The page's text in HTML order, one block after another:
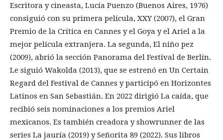
Escritora y cineasta, Lucía Puenzo (Buenos Aires, 1976)
consiguió con su primera película, XXY (2007), el Gran
Premio de la Crítica en Cannes y el Goya y el Ariel a la
mejor película extranjera. La segunda, El niño pez
(2009), abrió la sección Panorama del Festival de Berlín.
Le siguió Wakolda (2013), que se estrenó en Un Certain
Regard del Festival de Cannes y participó en Horizontes
Latinos en San Sebastián. En 2022 dirigió La caída, que
recibió seis nominaciones a los premios Ariel
mexicanos. Es también creadora y showrunner de las
series La jauría (2019) y Señorita 89 (2022). Sus libros